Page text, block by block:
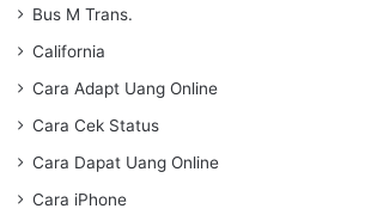
Bus M Trans.
California
Cara Adapt Uang Online
Cara Cek Status
Cara Dapat Uang Online
Cara iPhone